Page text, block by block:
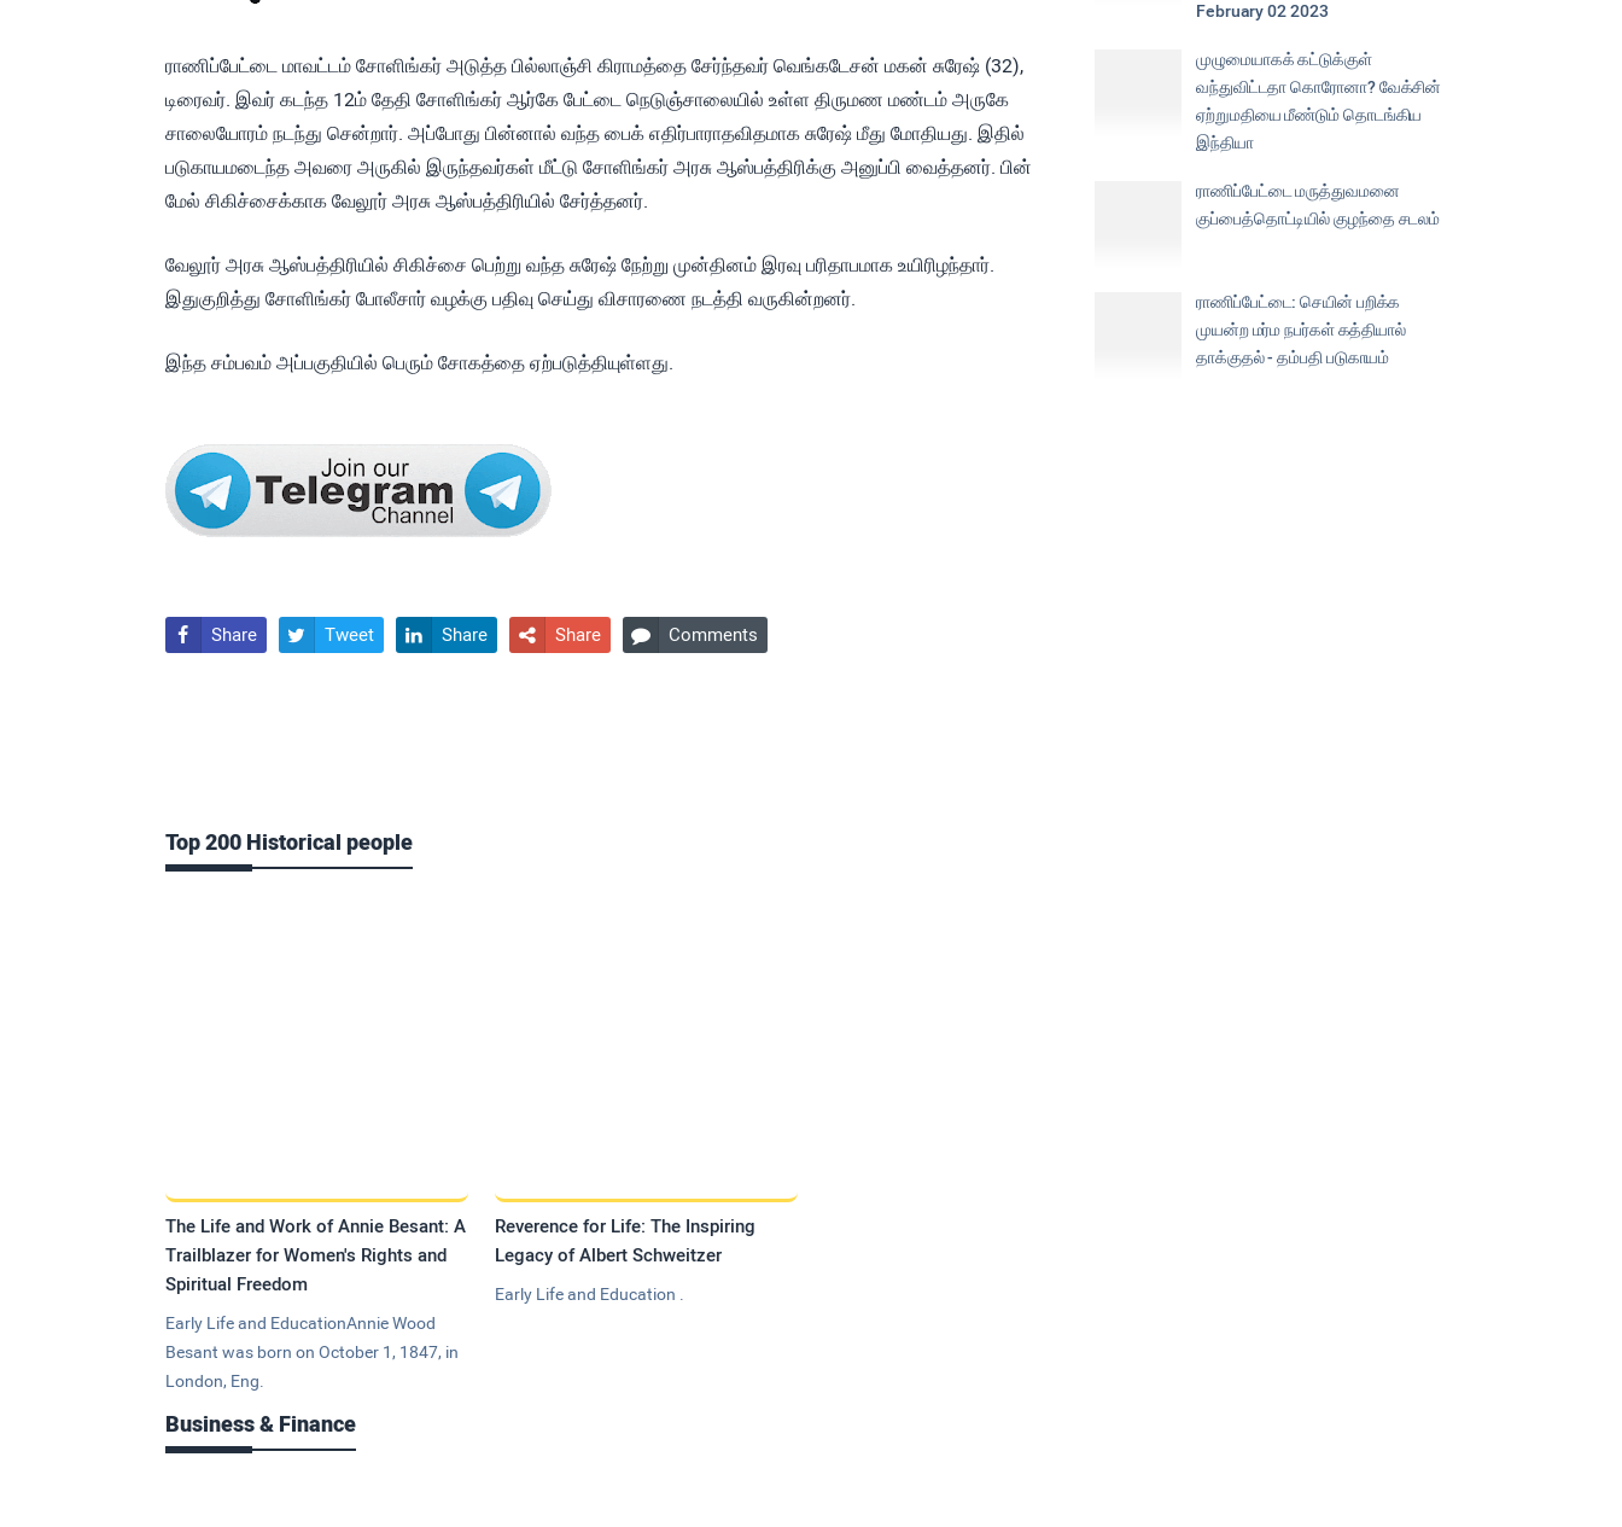
ராணிப்பேட்டை மாவட்டம் சோளிங்கர் அடுத்த பில்லாஞ்சி கிராமத்தை சேர்ந்தவர் வெங்கடேசன் மகன் சுரேஷ் (32),
டிரைவர். இவர் கடந்த 12ம் தேதி சோளிங்கர் ஆர்கே பேட்டை நெடுஞ்சாலையில் உள்ள திருமண மண்டம் அருகே
சாலையோரம் நடந்து சென்றார். அப்போது பின்னால் வந்த பைக் எதிர்பாராதவிதமாக சுரேஷ் மீது மோதியது. இதில்
படுகாயமடைந்த அவரை அருகில் இருந்தவர்கள் மீட்டு சோளிங்கர் அரசு ஆஸ்பத்திரிக்கு அனுப்பி வைத்தனர். பின்
மேல் சிகிச்சைக்காக வேலூர் அரசு ஆஸ்பத்திரியில் சேர்த்தனர்.
வேலூர் அரசு ஆஸ்பத்திரியில் சிகிச்சை பெற்று வந்த சுரேஷ் நேற்று முன்தினம் இரவு பரிதாபமாக உயிரிழந்தார்.
இதுகுறித்து சோளிங்கர் போலீசார் வழக்கு பதிவு செய்து விசாரணை நடத்தி வருகின்றனர்.
இந்த சம்பவம் அப்பகுதியில் பெரும் சோகத்தை ஏற்படுத்தியுள்ளது.
 Share  Tweet  Share  Share  Comments
February 02 2023
முழுமையாகக் கட்டுக்குள்
வந்துவிட்டதா கொரோனா? வேக்சின்
ஏற்றுமதியை மீண்டும் தொடங்கிய
இந்தியா
ராணிப்பேட்டை மருத்துவமனை
குப்பைத்தொட்டியில் குழந்தை சடலம்
ராணிப்பேட்டை: செயின் பறிக்க
முயன்ற மர்ம நபர்கள் கத்தியால்
தாக்குதல் - தம்பதி படுகாயம்
Top 200 Historical people
The Life and Work of Annie Besant: A
Trailblazer for Women's Rights and
Spiritual Freedom
Early Life and EducationAnnie Wood
Besant was born on October 1, 1847, in
London, Eng.
Reverence for Life: The Inspiring
Legacy of Albert Schweitzer
Early Life and Education .
Business & Finance